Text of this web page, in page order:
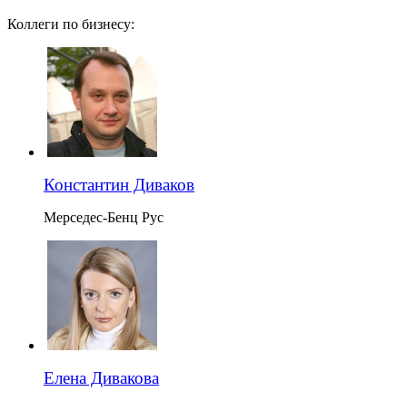
Коллеги по бизнесу:
Константин Диваков
Мерседес-Бенц Рус
Елена Дивакова